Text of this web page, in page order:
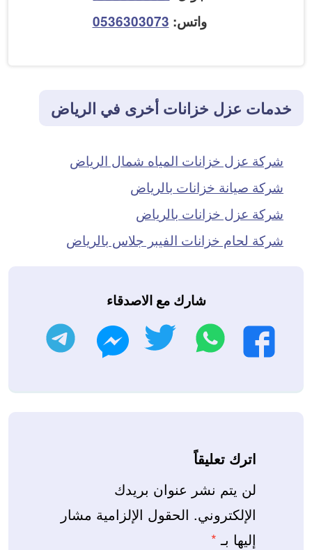
واتس: 0536303073
خدمات عزل خزانات أخرى في الرياض
شركة عزل خزانات المياه شمال الرياض
شركة صيانة خزانات بالرياض
شركة عزل خزانات بالرياض
شركة لحام خزانات الفيبر جلاس بالرياض
شارك مع الاصدقاء
فيسبوك
واتساب تويتر ماسنجر
اترك تعليقاً
لن يتم نشر عنوان بريدك
الإلكتروني. الحقول الإلزامية مشار
إليها بـ *